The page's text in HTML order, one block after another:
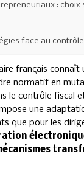
: choix
face au
français
normatif en
le contrôle fiscal
une
que pour les